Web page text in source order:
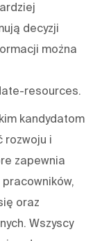
decyzji
można
resources.
kandydatom
rozwoju i
zapewnia
oraz
Wszyscy